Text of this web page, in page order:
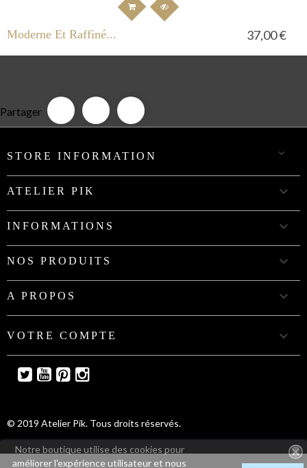
Notre boutique utilise des cookies pour
améliorer l'expérience utilisateur et nous
Moderne Et Raffiné... 37,00 €
Partager
STORE INFORMATION 
ATELIER PIK 
INFORMATIONS 
NOS PRODUITS 
A PROPOS 
VOTRE COMPTE 
TwitterYouTube
PinterestInstagram
© 2019 Atelier Pik. Tous droits réservés.